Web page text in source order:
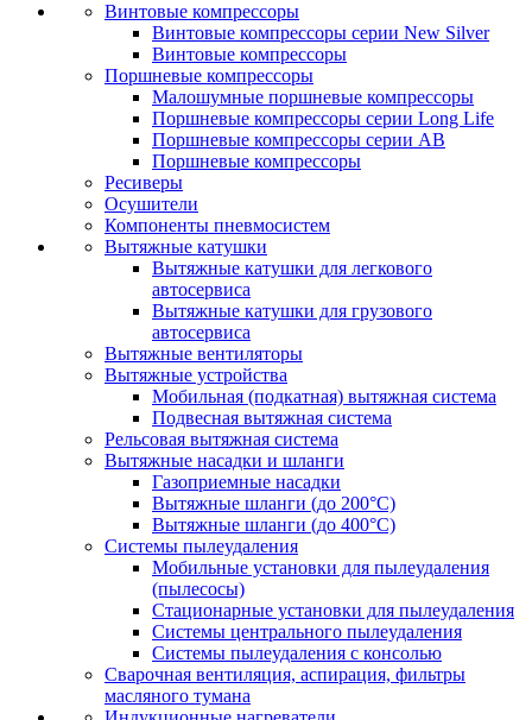
Винтовые компрессоры
Винтовые компрессоры серии New Silver
Винтовые компрессоры
Поршневые компрессоры
Малошумные поршневые компрессоры
Поршневые компрессоры серии Long Life
Поршневые компрессоры серии AB
Поршневые компрессоры
Ресиверы
Осушители
Компоненты пневмосистем
Вытяжные катушки
Вытяжные катушки для легкового
автосервиса
Вытяжные катушки для грузового
автосервиса
Вытяжные вентиляторы
Вытяжные устройства
Мобильная (подкатная) вытяжная система
Подвесная вытяжная система
Рельсовая вытяжная система
Вытяжные насадки и шланги
Газоприемные насадки
Вытяжные шланги (до 200°C)
Вытяжные шланги (до 400°C)
Системы пылеудаления
Мобильные установки для пылеудаления
(пылесосы)
Стационарные установки для пылеудаления
Системы центрального пылеудаления
Системы пылеудаления с консолью
Сварочная вентиляция, аспирация, фильтры
масляного тумана